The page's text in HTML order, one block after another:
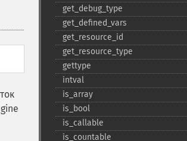
get_​debug_​type
get_​defined_​vars
get_​resource_​id
get_​resource_​type
gettype
intval
is_​array
is_​bool
is_​callable
is_​countable